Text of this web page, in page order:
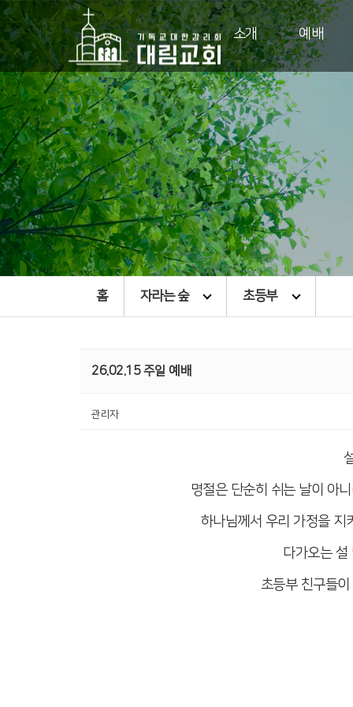
소개 예배
홈 자라는 숲 초등부
26.02.15 주일 예배
관리자
명절은 단순히 쉬는 날이 아
하나님께서 우리 가정을 지
다가오는 설
초등부 친구들